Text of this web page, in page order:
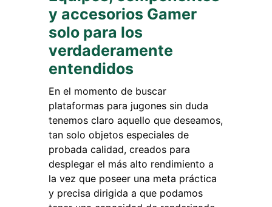
y accesorios Gamer
solo para los
verdaderamente
entendidos
En el momento de buscar
plataformas para jugones sin duda
tenemos claro aquello que deseamos,
tan solo objetos especiales de
probada calidad, creados para
desplegar el más alto rendimiento a
la vez que poseer una meta práctica
y precisa dirigida a que podamos